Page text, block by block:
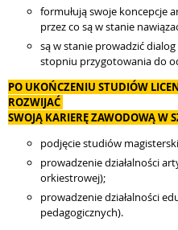
formułują swoje koncepcje
przez co są w stanie
są w stanie prowadzić
stopniu przygotowania do
PO UKOŃCZENIU STUDIÓW
ROZWIJAĆ
SWOJĄ KARIERĘ ZAWODOWĄ W
podjęcie studiów
prowadzenie działalności
orkiestrowej);
prowadzenie działalności
pedagogicznych).